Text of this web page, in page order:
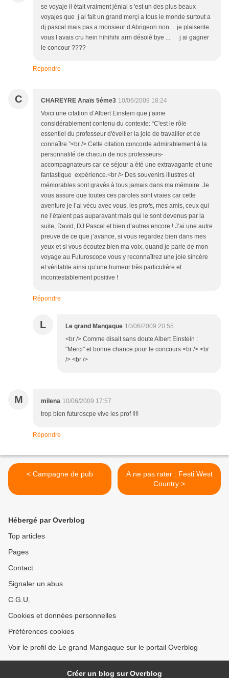
se voyaje il était vraiment jénial s 'est un des plus beaux
voyajes que j ai fait un grand merçi a tous le monde surtout a
dj pascal mais pas a monsieur d Abrigeon non ... je plaisente
vous l avais cru hein hihihihi arm désolé bye ... j ai gagner
le concour ????
Répondre
C CHAREYRE Anaïs 5éme3 10/06/2009 18:24
Voici une citation d’Albert Einstein que j’aime
considérablement contenu du contexte: “C'est le rôle
essentiel du professeur d'éveiller la joie de travailler et de
connaître.”<br /> Cette citation concorde admirablement à la
personnalité de chacun de nos professeurs-
accompagnateurs car ce séjour a été une extravagante et une
fantastique expérience.<br /> Des souvenirs illustres et
mémorables sont gravés à tous jamais dans ma mémoire. Je
vous assure que toutes ces paroles sont vraies car cette
aventure je l’ai vécu avec vous, les profs, mes amis, ceux qui
ne l’étaient pas auparavant mais qui le sont devenus par la
suite, David, DJ Pascal et bien d’autres encore ! J’ai une autre
preuve de ce que j’avance, si vous regardez bien dans mes
yeux et si vous écoutez bien ma voix, quand je parle de mon
voyage au Futuroscope vous y reconnaîtrez une joie sincère
et véritable ainsi qu’une humeur très particulière et
incontestablement positive !
Répondre
L Le grand Mangaque 10/06/2009 20:55
<br /> Comme disait sans doute Albert Einstein :
"Merci" et bonne chance pour le concours.<br /> <br
/> <br />
M milena 10/06/2009 17:57
trop bien futuroscpe vive les prof !!!!
Répondre
< Campagne de pub
A ne pas rater : Festi West
Country >
Hébergé par Overblog
Top articles
Pages
Contact
Signaler un abus
C.G.U.
Cookies et données personnelles
Préférences cookies
Voir le profil de Le grand Mangaque sur le portail Overblog
Créer un blog sur Overblog